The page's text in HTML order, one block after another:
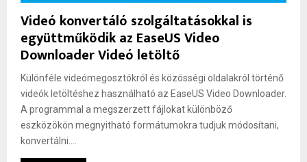
Videó konvertáló szolgáltatásokkal is
együttműködik az EaseUS Video
Downloader Videó letöltő
Különféle videómegosztókról és közösségi oldalakról történő
videók letöltéshez használható az EaseUS Video Downloader.
A programmal a megszerzett fájlokat különböző
eszközökön megnyitható formátumokra tudjuk módosítani,
konvertálni....